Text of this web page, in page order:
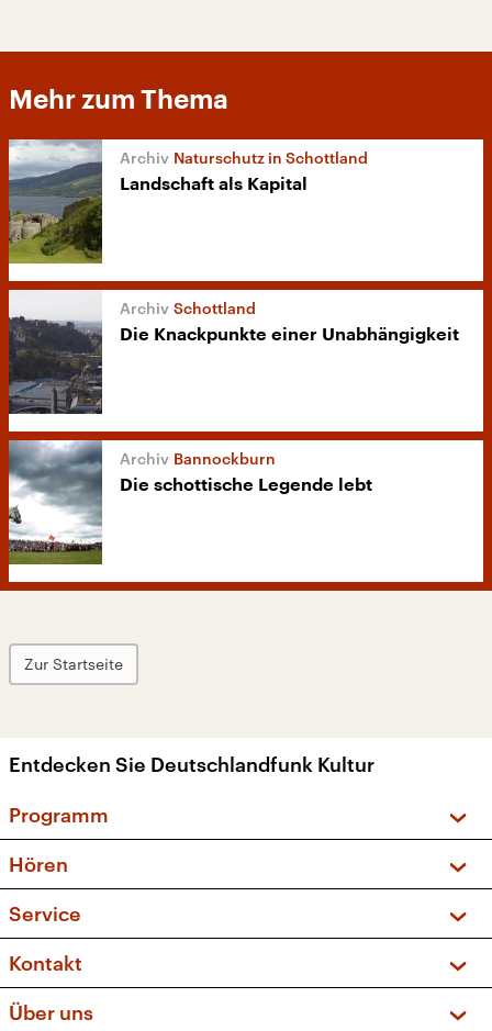
Mehr zum Thema
Naturschutz in Schottland
Landschaft als Kapital
Schottland
Die Knackpunkte einer Unabhängigkeit
Bannockburn
Die schottische Legende lebt
Zur Startseite
Entdecken Sie Deutschlandfunk Kultur
Programm
Sendungen und Podcasts
Musikliste
Kakadu – Das Kinderprogramm
Hören
Frequenzen (UKW + DAB+)
Service
FAQ
Apps
Newsletter
Kontakt
Über uns